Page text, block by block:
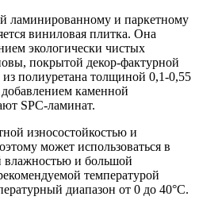
ламинированному и паркетному
виниловая плитка. Она
экологически чистых
покрытой декор-фактурной
полиуретана толщиной 0,1-0,55
каменной
SPC-ламинат.
износостойкостью и
может использоваться в
и большой
температурой
диапазон от 0 до 40°С.